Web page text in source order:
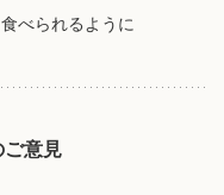
べられるように
意見